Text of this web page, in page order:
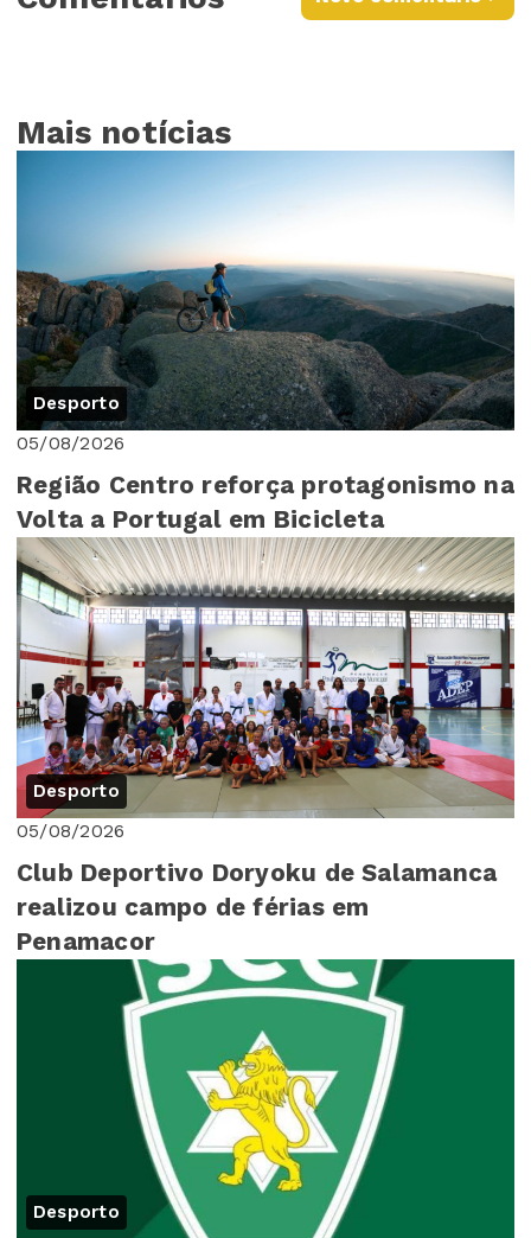
Mais notícias
Desporto
05/08/2026
Região Centro reforça protagonismo na
Volta a Portugal em Bicicleta
Desporto
05/08/2026
Club Deportivo Doryoku de Salamanca
realizou campo de férias em
Penamacor
Desporto